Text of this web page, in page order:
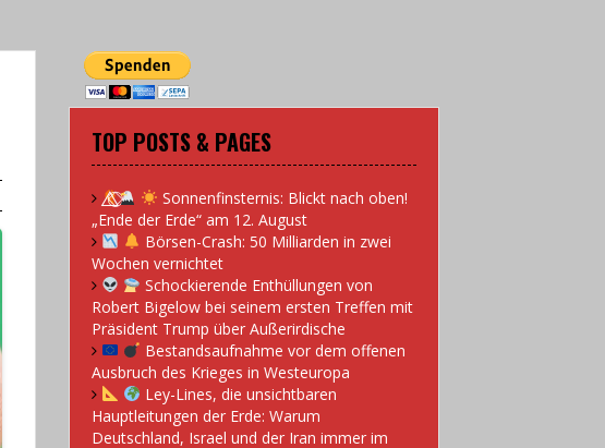
TOP POSTS & PAGES
Sonnenfinsternis: Blickt nach oben!
„Ende der Erde“ am 12. August
Börsen-Crash: 50 Milliarden in zwei
Wochen vernichtet
Schockierende Enthüllungen von
Robert Bigelow bei seinem ersten Treffen mit
Präsident Trump über Außerirdische
Bestandsaufnahme vor dem offenen
Ausbruch des Krieges in Westeuropa
Ley-Lines, die unsichtbaren
Hauptleitungen der Erde: Warum
Deutschland, Israel und der Iran immer im